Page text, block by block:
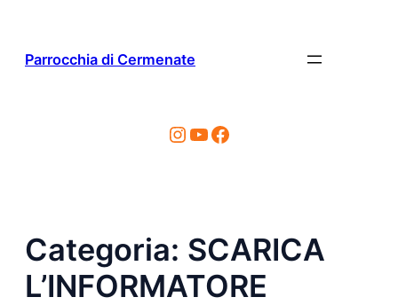
contenuto
Parrocchia di Cermenate
Instagram
YouTube
Facebook
Categoria: SCARICA
L’INFORMATORE